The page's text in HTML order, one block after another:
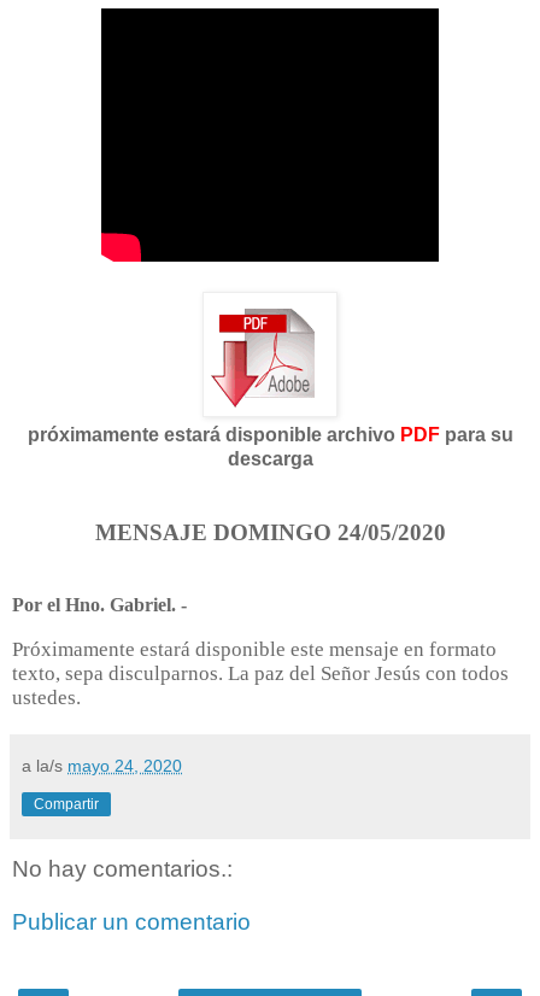
próximamente estará disponible archivo PDFpara su
descarga
MENSAJE DOMINGO 24/05/2020
Por el Hno. Gabriel. -
Próximamente estará disponible este mensaje en formato
texto, sepa disculparnos. La paz del Señor Jesús con todos
ustedes.
a la/s mayo 24, 2020
Compartir
No hay comentarios.:
Publicar un comentario